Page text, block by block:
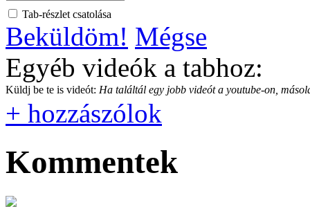
Tab-részlet csatolása
Beküldöm! Mégse
Egyéb videók a tabhoz:
Küldj be te is videót: Ha találtál egy jobb videót a youtube-on,
+ hozzászólok
Kommentek